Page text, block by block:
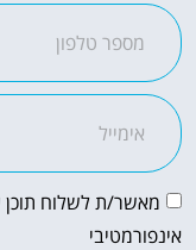
מאשר/ת לשלוח תוכן
אינפורמטיבי